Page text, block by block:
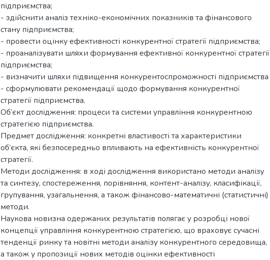
підприємства;
- здійснити аналіз техніко-економічних показників та фінансового
стану підприємства;
- провести оцінку ефективності конкурентної стратегії підприємства;
- проаналізувати шляхи формування ефективної конкурентної стратегії
підприємства;
- визначити шляхи підвищення конкурентоспроможності підприємства
- сформулювати рекомендації щодо формування конкурентної
стратегії підприємства.
Об’єкт дослідження: процеси та системи управління конкурентною
стратегією підприємства.
Предмет дослідження: конкретні властивості та характеристики
об’єкта, які безпосередньо впливають на ефективність конкурентної
стратегії.
Методи дослідження: в ході дослідження використано методи аналізу
та синтезу, спостереження, порівняння, контент-аналізу, класифікації,
групування, узагальнення, а також фінансово-математичні (статистичні)
методи.
Наукова новизна одержаних результатів полягає у розробці нової
концепції управління конкурентною стратегією, що враховує сучасні
тенденції ринку та новітні методи аналізу конкурентного середовища,
а також у пропозиції нових методів оцінки ефективності